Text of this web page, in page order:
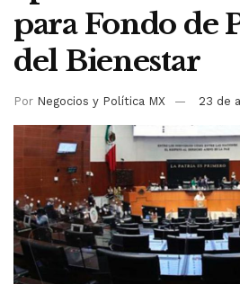
para Fondo de
del Bienestar
Por Negocios y Política MX 23 de